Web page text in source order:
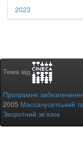
2023
Тема від
Програмне
2005 Массачусетський
Зворотний зв’язок